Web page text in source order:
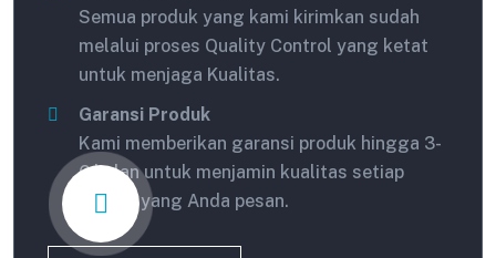
Semua produk yang kami kirimkan sudah
melalui proses Quality Control yang ketat
untuk menjaga Kualitas.
Garansi Produk
Kami memberikan garansi produk hingga 3-
6 bulan untuk menjamin kualitas setiap
produk yang Anda pesan.